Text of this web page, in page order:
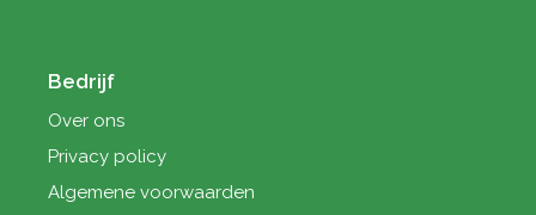
Bedrijf
Over ons
Privacy policy
Algemene voorwaarden